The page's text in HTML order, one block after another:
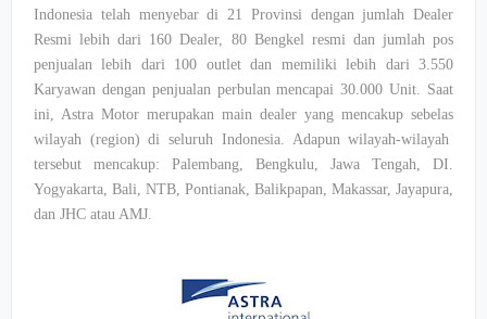
Indonesia telah menyebardi 21 Provinsi dengan jumlah Dealer
Resmi lebih dari 160 Dealer, 80 Bengkel resmidan jumlahpos
penjualan lebih dari100 outlet dan memiliki lebih dari3.550
Karyawan dengan penjualan perbulan mencapai 30.000 Unit. Saat
ini, Astra Motor merupakan main dealer yang mencakup sebelas
wilayah (region) diseluruh Indonesia. Adapun wilayah-wilayah
tersebut
mencakup: Palembang, Bengkulu, Jawa Tengah, DI.
Yogyakarta, Bali, NTB, Pontianak, Balikpapan, Makassar, Jayapura,
dan JHC atau AMJ.